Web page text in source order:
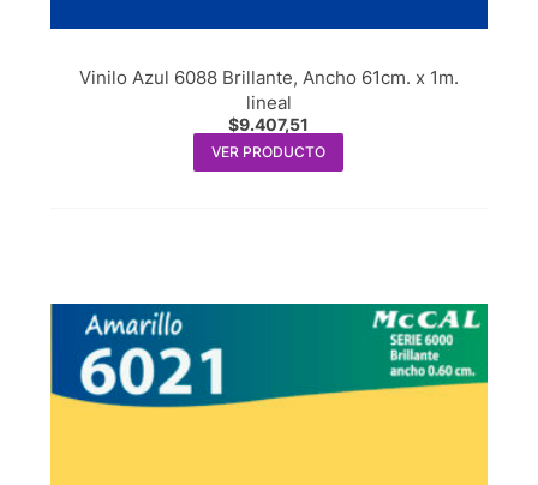
Vinilo Azul 6088 Brillante, Ancho 61cm. x 1m.
lineal
$9.407,51
VER PRODUCTO